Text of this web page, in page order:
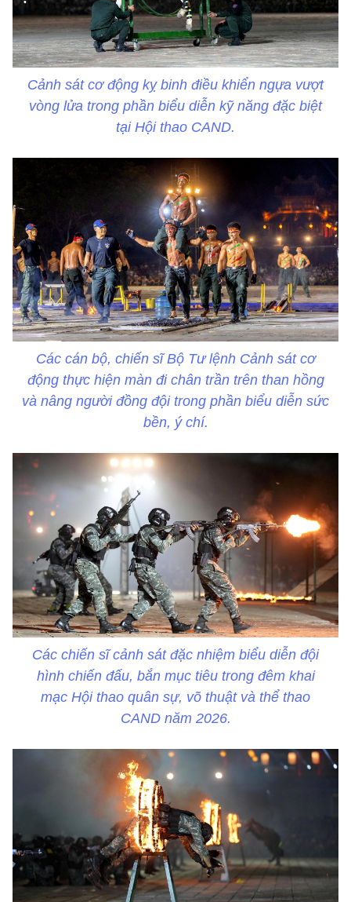
Cảnh sát cơ động kỵ binh điều khiển ngựa vượt
vòng lửa trong phần biểu diễn kỹ năng đặc biệt
tại Hội thao CAND.
Các cán bộ, chiến sĩ Bộ Tư lệnh Cảnh sát cơ
động thực hiện màn đi chân trần trên than hồng
và nâng người đồng đội trong phần biểu diễn sức
bền, ý chí.
Các chiến sĩ cảnh sát đặc nhiệm biểu diễn đội
hình chiến đấu, bắn mục tiêu trong đêm khai
mạc Hội thao quân sự, võ thuật và thể thao
CAND năm 2026.